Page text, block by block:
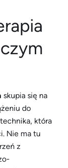
skupia się na
do
która
Nie ma tu
z